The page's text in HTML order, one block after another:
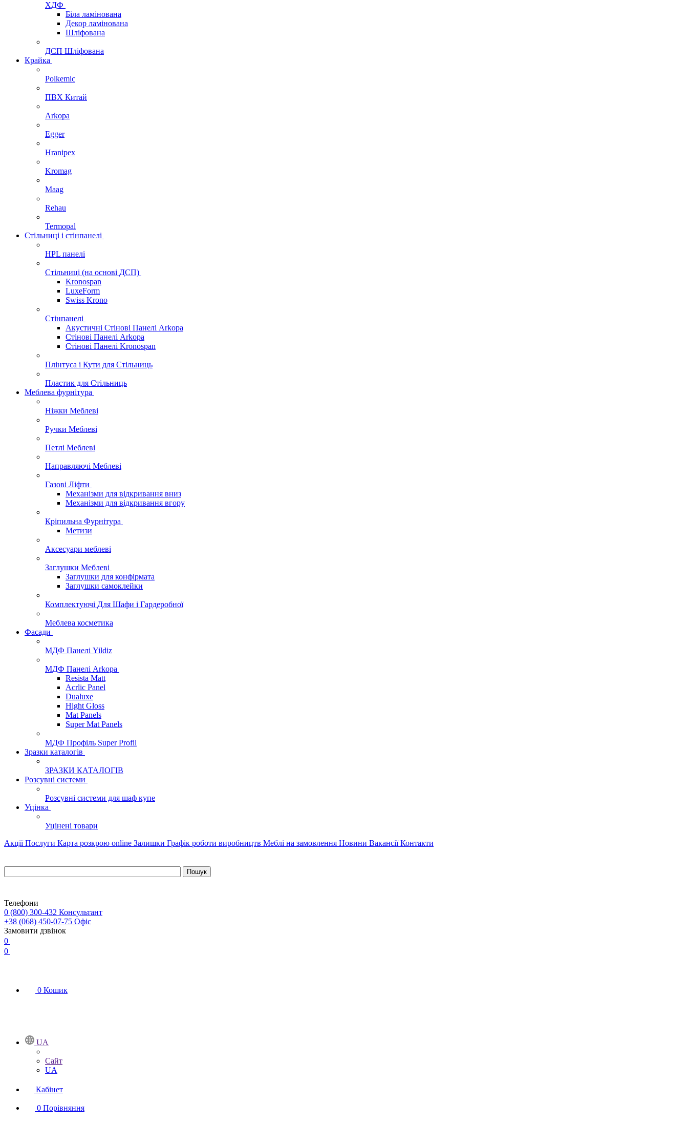
ХДФ
Біла ламінована
Декор ламінована
Шліфована
ДСП Шліфована
Крайка
Polkemic
ПВХ Китай
Arkopa
Egger
Hranipex
Kromag
Maag
Rehau
Termopal
Стільниці і стінпанелі
HPL панелі
Стільниці (на основі ДСП)
Kronospan
LuxeForm
Swiss Krono
Стінпанелі
Акустичні Стінові Панелі Аrkopa
Стінові Панелі Arkopa
Стінові Панелі Kronospan
Плінтуса і Кути для Стільниць
Пластик для Стільниць
Меблева фурнітура
Ніжки Меблеві
Ручки Меблеві
Петлі Меблеві
Направляючі Меблеві
Газові Ліфти
Механізми для відкривання вниз
Механізми для відкривання вгору
Кріпильна Фурнітура
Метизи
Аксесуари меблеві
Заглушки Меблеві
Заглушки для конфірмата
Заглушки самоклейки
Комплектуючі Для Шафи і Гардеробної
Меблева косметика
Фасади
МДФ Панелі Yildiz
МДФ Панелі Arkopa
Resista Matt
Acrlic Panel
Dualuxe
Hight Gloss
Mat Panels
Super Mat Panels
МДФ Профіль Super Profil
Зразки каталогів
ЗРАЗКИ КАТАЛОГІВ
Розсувні системи
Розсувні системи для шаф купе
Уцінка
Уцінені товари
Акції Послуги Карта розкрою online Залишки Графік роботи виробництв Меблі на замовлення Новини Вакансії Контакти
Телефони
0 (800) 300-432 Консультант
+38 (068) 450-07-75 Офіс
Замовити дзвінок
0
0
0 Кошик
UA
Сайт
UA
Кабінет
0 Порівняння